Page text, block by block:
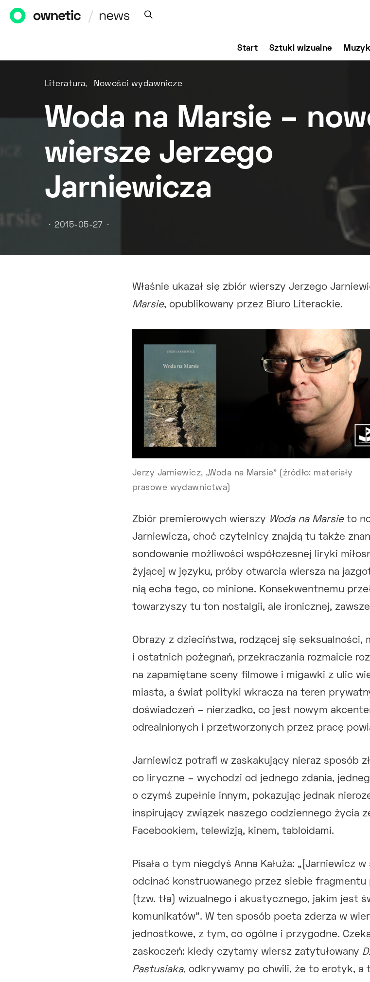
Start Sztuki wizualne
Literatura
Nowości wydawnicze
Woda na Marsie –
wiersze Jerzego
Jarniewicza
2015-05-27
Właśnie ukazał się zbiór wierszy Jerzego
Marsie, opublikowany przez Biuro Literackie.
Jerzy Jarniewicz, „Woda na Marsie” (źródło: materiały
prasowe wydawnictwa)
Zbiór premierowych wierszy Woda na Marsieto
Jarniewicza, choć czytelnicy znajdą tu także
sondowanie możliwości współczesnej liryki
żyjącej w języku, próby otwarcia wiersza na
nią echa tego, co minione. Konsekwentnemu
towarzyszy tu ton nostalgii, ale ironicznej,
Obrazy z dzieciństwa, rodzącej się seksualności,
i ostatnich pożegnań, przekraczania rozmaicie
na zapamiętane sceny filmowe i migawki z ulic
miasta, a świat polityki wkracza na teren
doświadczeń – nierzadko, co jest nowym
odrealnionych i przetworzonych przez pracę
Jarniewicz potrafi w zaskakujący nieraz sposób
co liryczne – wychodzi od jednego zdania,
o czymś zupełnie innym, pokazując jednak
inspirujący związek naszego codziennego życia
Facebookiem, telewizją, kinem, tabloidami.
Pisała o tym niegdyś Anna Kałuża: „[Jarniewicz
odcinać konstruowanego przez siebie
(tzw. tła) wizualnego i akustycznego, jakim jest
komunikatów”. W ten sposób poeta zderza w
jednostkowe, z tym, co ogólne i przygodne.
zaskoczeń: kiedy czytamy wiersz zatytułowany
Pastusiaka, odkrywamy po chwili, że to erotyk, a